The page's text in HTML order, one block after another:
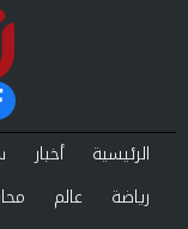
الرئيسية أخبار
رياضة
عالم